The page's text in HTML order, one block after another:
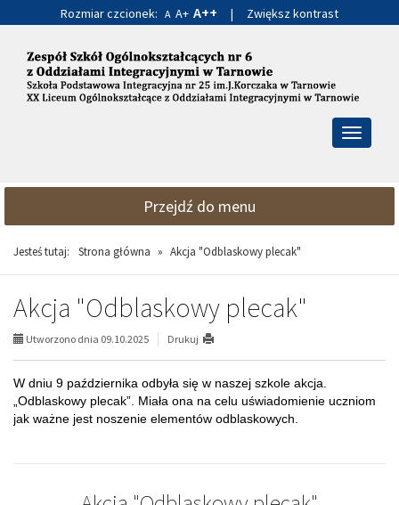
głównej
treści
wyszukiwarki
Rozmiar czcionek: A A+ A++ | Zwiększ kontrast
Przełącz
Przejdź do menu
Jesteś tutaj: Strona główna » Akcja "Odblaskowy plecak"
Akcja "Odblaskowy plecak"
Utworzono dnia 09.10.2025 Drukuj
W dniu 9 października odbyła się w naszej szkole akcja.
„Odblaskowy plecak”. Miała ona na celu uświadomienie uczniom
jak ważne jest noszenie elementów odblaskowych.